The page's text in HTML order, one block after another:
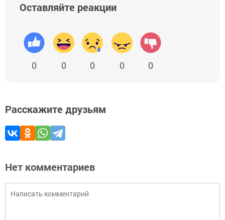
Оставляйте реакции
0 0 0 0 0
Расскажите друзьям
Нет комментариев